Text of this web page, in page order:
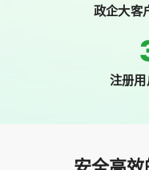
政企大客
注册用